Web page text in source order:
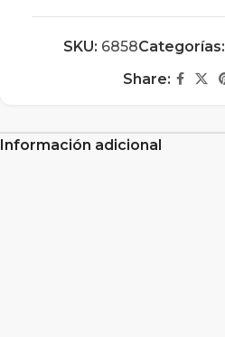
SKU: 6858Categorías:
Share:
Información adicional